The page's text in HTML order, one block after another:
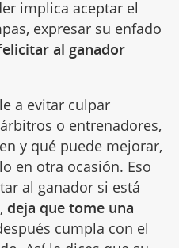
implica aceptar el
expresar su enfado
al ganador
a evitar culpar
o entrenadores,
y qué puede mejorar,
en otra ocasión. Eso
al ganador si está
deja que tome una
cumpla con el